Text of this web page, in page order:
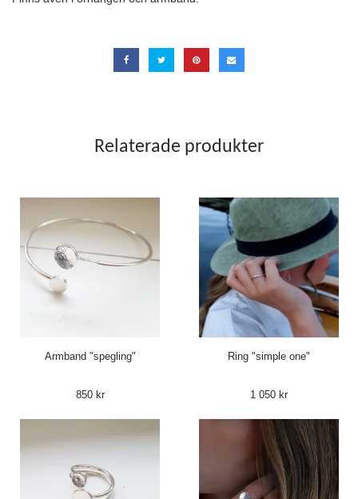
Relaterade produkter
Armband "spegling"
850 kr
Ring "simple one"
1 050 kr